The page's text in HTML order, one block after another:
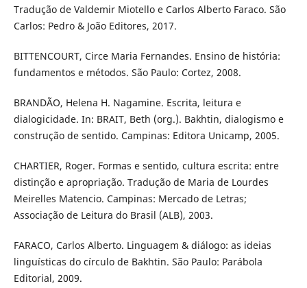
Tradução de Valdemir Miotello e Carlos Alberto Faraco. São
Carlos: Pedro & João Editores, 2017.
BITTENCOURT, Circe Maria Fernandes. Ensino de história:
fundamentos e métodos. São Paulo: Cortez, 2008.
BRANDÃO, Helena H. Nagamine. Escrita, leitura e
dialogicidade. In: BRAIT, Beth (org.). Bakhtin, dialogismo e
construção de sentido. Campinas: Editora Unicamp, 2005.
CHARTIER, Roger. Formas e sentido, cultura escrita: entre
distinção e apropriação. Tradução de Maria de Lourdes
Meirelles Matencio. Campinas: Mercado de Letras;
Associação de Leitura do Brasil (ALB), 2003.
FARACO, Carlos Alberto. Linguagem & diálogo: as ideias
linguísticas do círculo de Bakhtin. São Paulo: Parábola
Editorial, 2009.